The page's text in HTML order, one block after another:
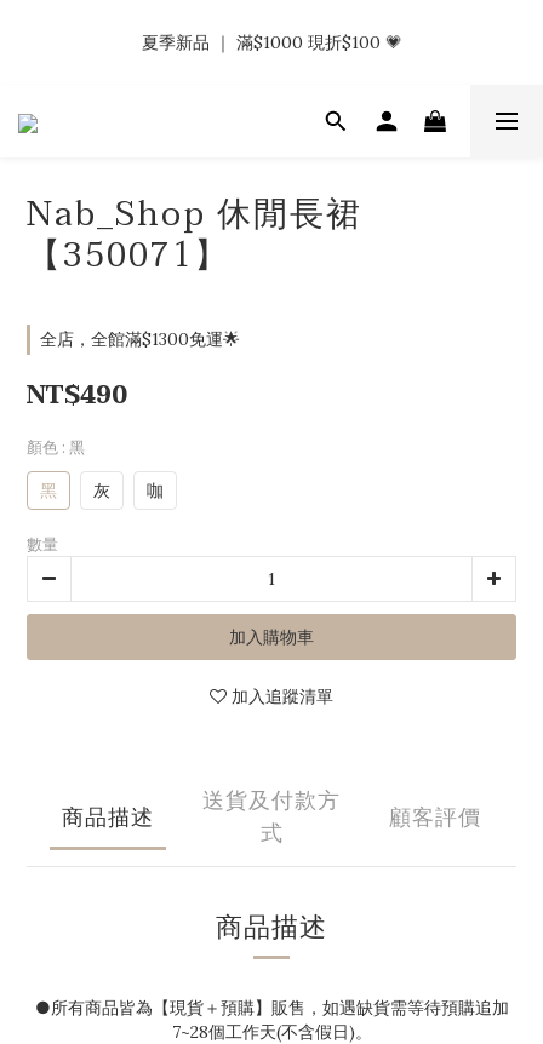
金.ᐟ.ᐟ
夏季新品 ｜ 滿$1000 現折$100 💗
𝗡𝗮𝗯_𝗚𝗶𝗿𝗹𝘀大量募集中｜於社群分享標記回傳 找小編領取購物
Nab_Shop 休閒長裙
【350071】
全店，全館滿$1300免運🌟
NT$490
顏色 : 黑
黑 灰 咖
數量
加入購物車
加入追蹤清單
商品描述
送貨及付款方
式
顧客評價
商品描述
●所有商品皆為【現貨＋預購】販售，如遇缺貨需等待預購追加
7~28個工作天(不含假日)。